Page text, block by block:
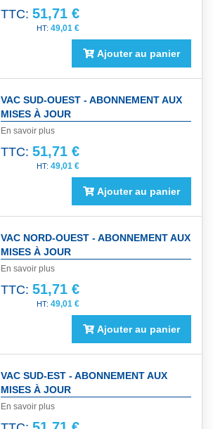
TTC: 51,71 €
49,01 €
Ajouter au panier
VAC SUD-OUEST - ABONNEMENT AUX
MISES À JOUR
En savoir plus
TTC: 51,71 €
49,01 €
Ajouter au panier
VAC NORD-OUEST - ABONNEMENT AUX
MISES À JOUR
En savoir plus
TTC: 51,71 €
49,01 €
Ajouter au panier
VAC SUD-EST - ABONNEMENT AUX
MISES À JOUR
En savoir plus